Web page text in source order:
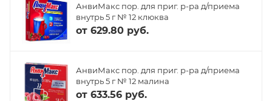
АнвиМакс пор. для приг. р-ра д/приема
внутрь 5 г № 12 клюква
от 629.80 руб.
АнвиМакс пор. для приг. р-ра д/приема
внутрь 5 г № 12 малина
от 633.56 руб.